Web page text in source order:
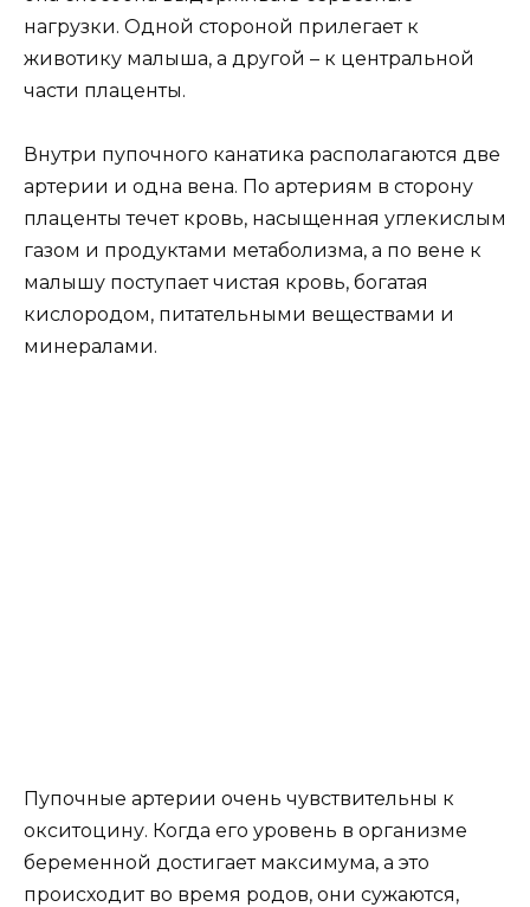
нагрузки. Одной стороной прилегает к
животику малыша, а другой – к центральной
части плаценты.
Внутри пупочного канатика располагаются две
артерии и одна вена. По артериям в сторону
плаценты течет кровь, насыщенная углекислым
газом и продуктами метаболизма, а по вене к
малышу поступает чистая кровь, богатая
кислородом, питательными веществами и
минералами.
Пупочные артерии очень чувствительны к
окситоцину. Когда его уровень в организме
беременной достигает максимума, а это
происходит во время родов, они сужаются,